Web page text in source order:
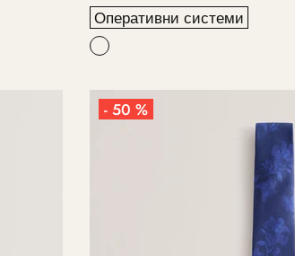
Оперативни системи
- 50 %